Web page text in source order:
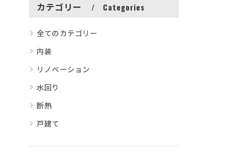
カテゴリー Categories
全てのカテゴリー
内装
リノベーション
水回り
断熱
戸建て